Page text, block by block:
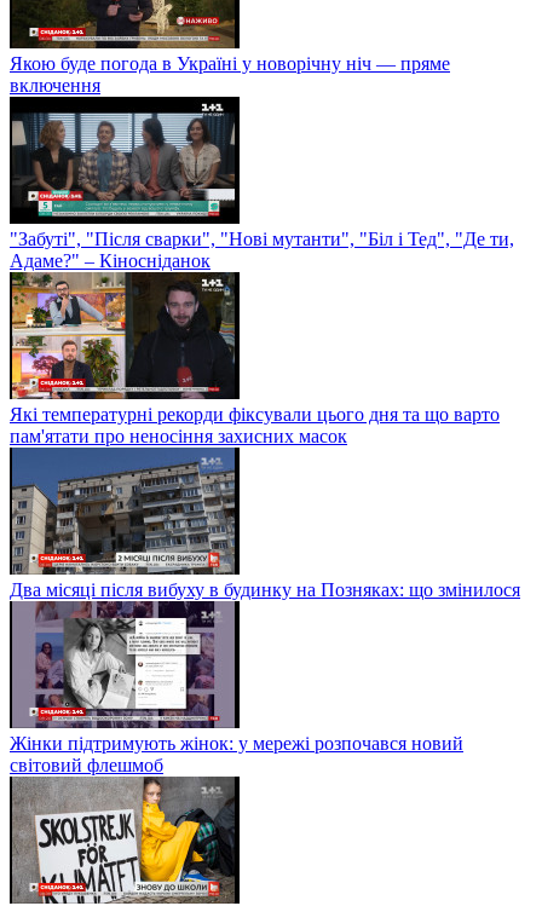
Якою буде погода в Україні у новорічну ніч — пряме
включення
"Забуті", "Після сварки", "Нові мутанти", "Біл і Тед", "Де ти,
Адаме?" – Кіносніданок
Які температурні рекорди фіксували цього дня та що варто
пам'ятати про неносіння захисних масок
Два місяці після вибуху в будинку на Позняках: що змінилося
Жінки підтримують жінок: у мережі розпочався новий
світовий флешмоб